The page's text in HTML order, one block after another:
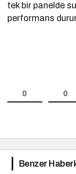
tek bir panelde
performans
0 0
Benzer